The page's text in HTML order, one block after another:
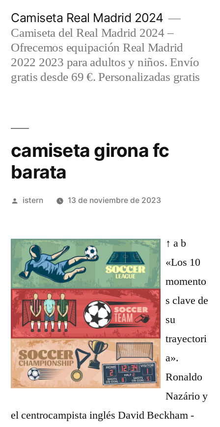
contenido
Camiseta Real Madrid 2024
Camiseta del Real Madrid 2024 –
Ofrecemos equipación Real Madrid
2022 2023 para adultos y niños. Envío
gratis desde 69 €. Personalizadas gratis
camiseta girona fc
barata
Publicado
istern 13 de noviembre de 2023
↑ a b
«Los 10
momento
s clave de
su
trayectori
a».
Ronaldo
Nazário y
el centrocampista inglés David Beckham -